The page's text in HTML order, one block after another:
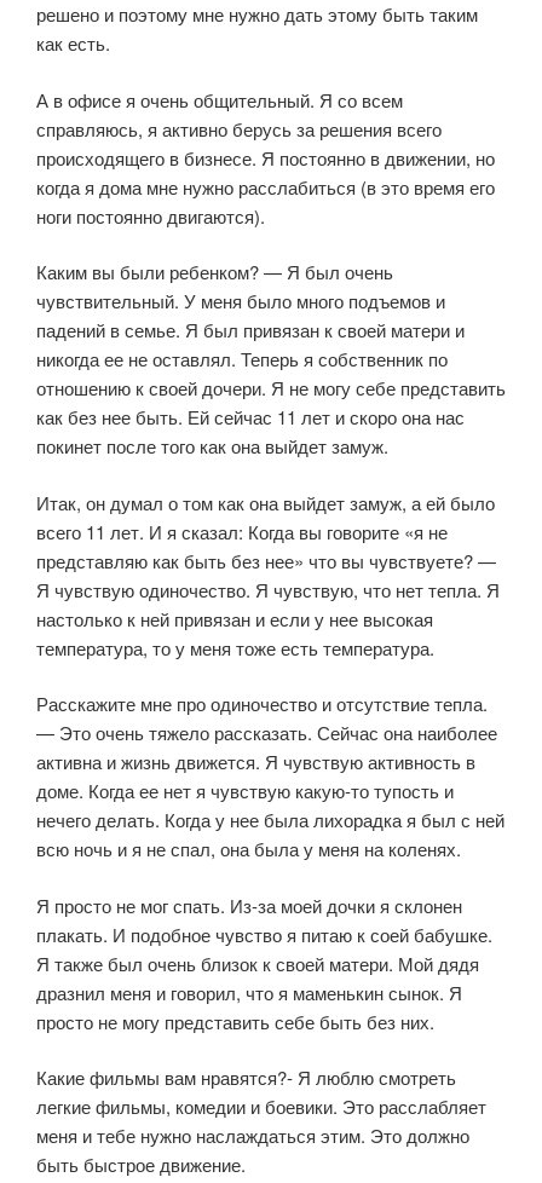
решено и поэтому мне нужно дать этому быть таким
как есть.
А в офисе я очень общительный. Я со всем
справляюсь, я активно берусь за решения всего
происходящего в бизнесе. Я постоянно в движении, но
когда я дома мне нужно расслабиться (в это время его
ноги постоянно двигаются).
Каким вы были ребенком? — Я был очень
чувствительный. У меня было много подъемов и
падений в семье. Я был привязан к своей матери и
никогда ее не оставлял. Теперь я собственник по
отношению к своей дочери. Я не могу себе представить
как без нее быть. Ей сейчас 11 лет и скоро она нас
покинет после того как она выйдет замуж.
Итак, он думал о том как она выйдет замуж, а ей было
всего 11 лет. И я сказал: Когда вы говорите «я не
представляю как быть без нее» что вы чувствуете? —
Я чувствую одиночество. Я чувствую, что нет тепла. Я
настолько к ней привязан и если у нее высокая
температура, то у меня тоже есть температура.
Расскажите мне про одиночество и отсутствие тепла.
— Это очень тяжело рассказать. Сейчас она наиболее
активна и жизнь движется. Я чувствую активность в
доме. Когда ее нет я чувствую какую-то тупость и
нечего делать. Когда у нее была лихорадка я был с ней
всю ночь и я не спал, она была у меня на коленях.
Я просто не мог спать. Из-за моей дочки я склонен
плакать. И подобное чувство я питаю к соей бабушке.
Я также был очень близок к своей матери. Мой дядя
дразнил меня и говорил, что я маменькин сынок. Я
просто не могу представить себе быть без них.
Какие фильмы вам нравятся?- Я люблю смотреть
легкие фильмы, комедии и боевики. Это расслабляет
меня и тебе нужно наслаждаться этим. Это должно
быть быстрое движение.